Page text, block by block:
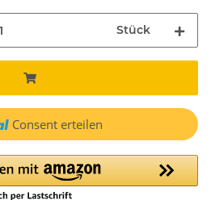
Stück
Consent erteilen